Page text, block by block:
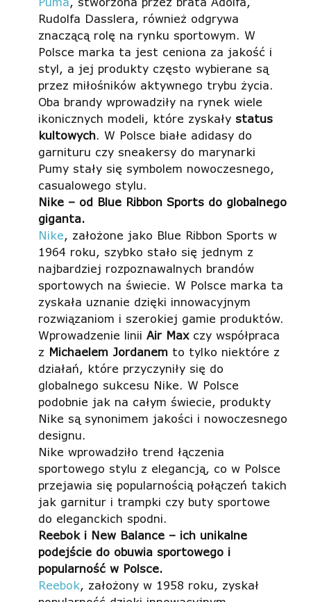
Rudolfa Dasslera, również odgrywa
znaczącą rolę na rynku sportowym. W
Polsce marka ta jest ceniona za jakość i
styl, a jej produkty często wybierane są
przez miłośników aktywnego trybu życia.
Oba brandy wprowadziły na rynek wiele
ikonicznych modeli, które zyskały status
kultowych. W Polsce białe adidasy do
garnituru czy sneakersy do marynarki
Pumy stały się symbolem nowoczesnego,
casualowego stylu.
Nike – od Blue Ribbon Sports do globalnego
giganta.
Nike, założone jako Blue Ribbon Sports w
1964 roku, szybko stało się jednym z
najbardziej rozpoznawalnych brandów
sportowych na świecie. W Polsce marka ta
zyskała uznanie dzięki innowacyjnym
rozwiązaniom i szerokiej gamie produktów.
Wprowadzenie linii Air Maxczy współpraca
z Michaelem Jordanemto tylko niektóre z
działań, które przyczyniły się do
globalnego sukcesu Nike. W Polsce
podobnie jak na całym świecie, produkty
Nike są synonimem jakości i nowoczesnego
designu.
Nike wprowadziło trend łączenia
sportowego stylu z elegancją, co w Polsce
przejawia się popularnością połączeń takich
jak garnitur i trampki czy buty sportowe
do eleganckich spodni.
Reebok i New Balance – ich unikalne
podejście do obuwia sportowego i
popularność w Polsce.
Reebok, założony w 1958 roku, zyskał